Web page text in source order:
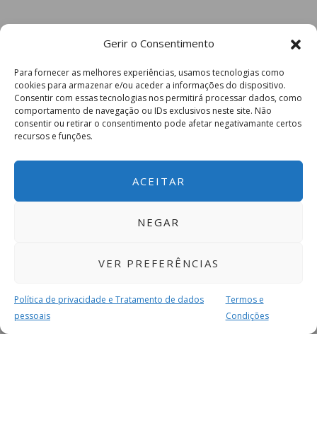
Gerir o Consentimento
Para fornecer as melhores experiências, usamos tecnologias como
cookies para armazenar e/ou aceder a informações do dispositivo.
Consentir com essas tecnologias nos permitirá processar dados, como
comportamento de navegação ou IDs exclusivos neste site. Não
consentir ou retirar o consentimento pode afetar negativamante certos
recursos e funções.
ACEITAR
NEGAR
VER PREFERÊNCIAS
Política de privacidade e Tratamento de dados
pessoais
Termos e
Condições